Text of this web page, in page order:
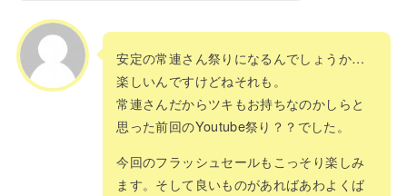
安定の常連さん祭りになるんでしょうか…
楽しいんですけどねそれも。
常連さんだからツキもお持ちなのかしらと
思った前回のYoutube祭り？？でした。
今回のフラッシュセールもこっそり楽しみ
ます。そして良いものがあればあわよくば